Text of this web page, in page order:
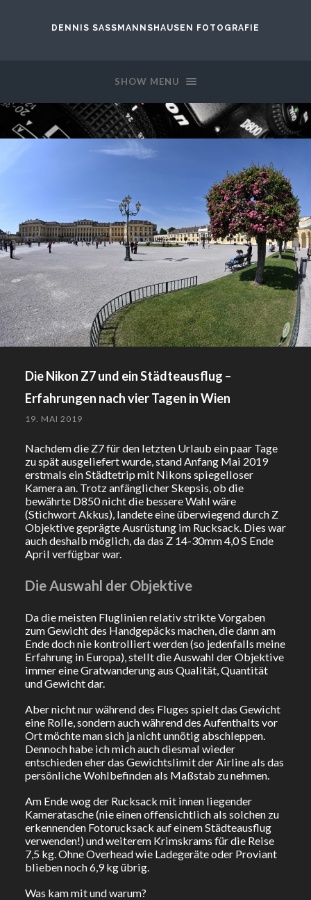
DENNIS SASSMANNSHAUSEN FOTOGRAFIE
SHOW MENU
Die Nikon Z7 und ein Städteausflug –
Erfahrungen nach vier Tagen in Wien
19. MAI 2019
Nachdem die Z7 für den letzten Urlaub ein paar Tage
zu spät ausgeliefert wurde, stand Anfang Mai 2019
erstmals ein Städtetrip mit Nikons spiegelloser
Kamera an. Trotz anfänglicher Skepsis, ob die
bewährte D850 nicht die bessere Wahl wäre
(Stichwort Akkus), landete eine überwiegend durch Z
Objektive geprägte Ausrüstung im Rucksack. Dies war
auch deshalb möglich, da das Z 14-30mm 4,0 S Ende
April verfügbar war.
Die Auswahl der Objektive
Da die meisten Fluglinien relativ strikte Vorgaben
zum Gewicht des Handgepäcks machen, die dann am
Ende doch nie kontrolliert werden (so jedenfalls meine
Erfahrung in Europa), stellt die Auswahl der Objektive
immer eine Gratwanderung aus Qualität, Quantität
und Gewicht dar.
Aber nicht nur während des Fluges spielt das Gewicht
eine Rolle, sondern auch während des Aufenthalts vor
Ort möchte man sich ja nicht unnötig abschleppen.
Dennoch habe ich mich auch diesmal wieder
entschieden eher das Gewichtslimit der Airline als das
persönliche Wohlbefinden als Maßstab zu nehmen.
Am Ende wog der Rucksack mit innen liegender
Kameratasche (nie einen offensichtlich als solchen zu
erkennenden Fotorucksack auf einem Städteausflug
verwenden!) und weiterem Krimskrams für die Reise
7,5 kg. Ohne Overhead wie Ladegeräte oder Proviant
blieben noch 6,9 kg übrig.
Was kam mit und warum?